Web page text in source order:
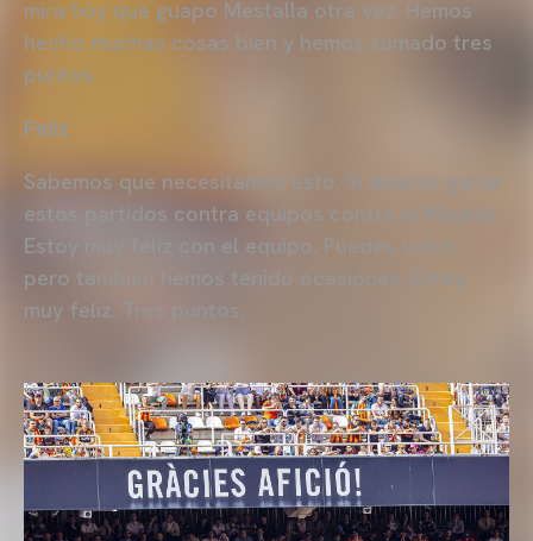
mira hoy que guapo Mestalla otra vez. Hemos
hecho muchas cosas bien y hemos sumado tres
puntos.
Feliz
Sabemos que necesitamos esto. Si quieres ganar
estos partidos contra equipos contra el Madrid.
Estoy muy feliz con el equipo. Puedes sufrir,
pero también hemos tenido ocasiones. Estoy
muy feliz. Tres puntos.